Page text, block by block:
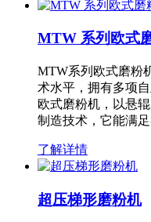
MTW 系列欧式
MTW系列欧式磨粉
术水平，拥有多项
欧式磨粉机，以悬
制造技术，它能满
了解详情
超压梯形磨粉机